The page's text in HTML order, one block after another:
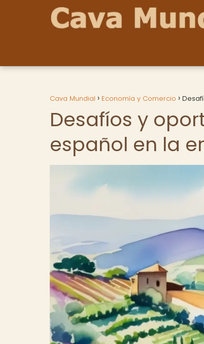
Cava Mundial Economía y Comercio
Desafíos y
español en la